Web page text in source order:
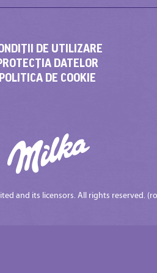
DE UTILIZARE
DATELOR
POLITICA DE COOKIE
and its licensors. All rights reserved.